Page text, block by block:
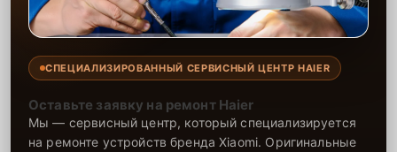
СПЕЦИАЛИЗИРОВАННЫЙ СЕРВИСНЫЙ ЦЕНТР HAIER
Оставьте заявку на ремонт Haier
Мы — сервисный центр, который специализируется
на ремонте устройств бренда Xiaomi. Оригинальные